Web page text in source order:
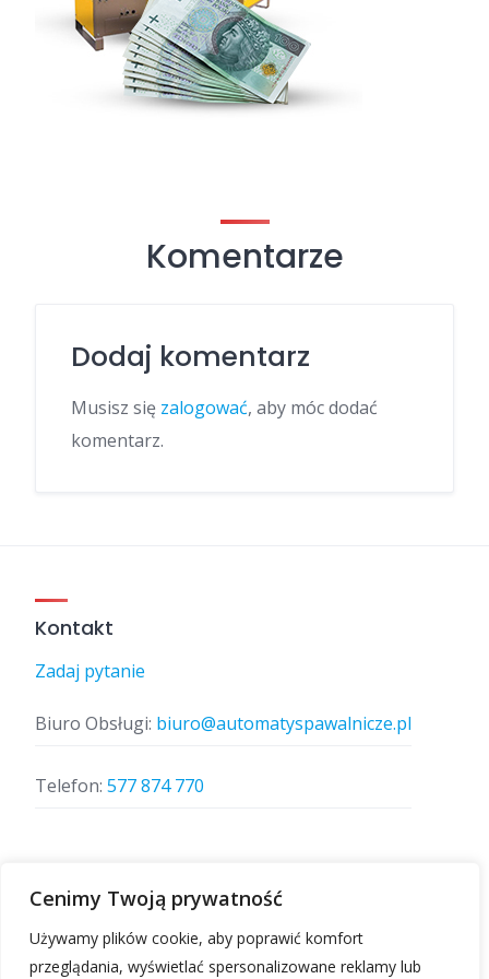
Cenimy Twoją prywatność
Używamy plików cookie, aby poprawić komfort
przeglądania, wyświetlać spersonalizowane reklamy lub
Komentarze
Dodaj komentarz
Musisz się zalogować, aby móc dodać
komentarz.
Kontakt
Zadaj pytanie
Biuro Obsługi: biuro@automatyspawalnicze.pl
Telefon: 577 874 770